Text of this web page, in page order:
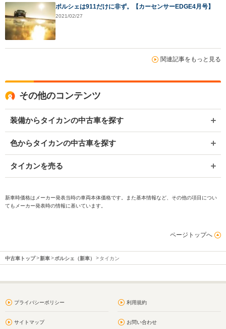
ポルシェは911だけに非ず。【カーセンサーEDGE4月号】
2021/02/27
関連記事をもっと見る
その他のコンテンツ
装備からタイカンの中古車を探す
色からタイカンの中古車を探す
タイカンを売る
新車時価格はメーカー発表当時の車両本体価格です。また基本情報など、その他の項目につい
てもメーカー発表時の情報に基いています。
ページトップへ
中古車トップ 新車 ポルシェ（新車） タイカン
プライバシーポリシー 利用規約
サイトマップ お問い合わせ